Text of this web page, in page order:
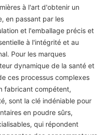
à l'art d'obtenir un
en passant par les
et l'emballage précis et
à l'intégrité et au
Pour les marques
dynamique de la santé et
ces processus complexes
fabricant compétent,
sont la clé indéniable pour
en poudre sûrs,
qui répondent